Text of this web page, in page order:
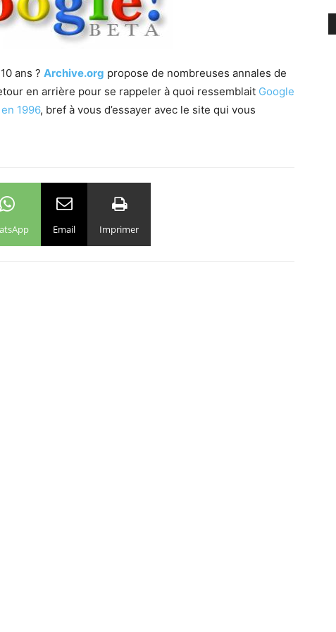
ans ? Archive.org propose de nombreuses annales de
en arrière pour se rappeler à quoi ressemblait Google
1996, bref à vous d’essayer avec le site qui vous
Email Imprimer